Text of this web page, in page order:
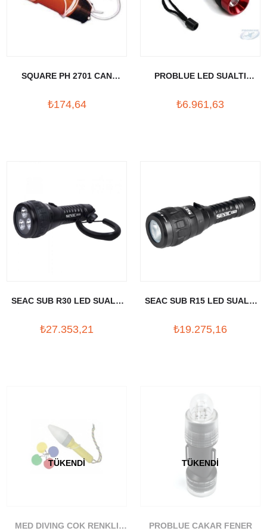
SQUARE PH 2701 CAN
₺174,64
PROBLUE LED SUALTI
₺6.961,63
SEAC SUB R30 LED SUALTI
₺27.353,21
SEAC SUB R15 LED SUALTI
₺19.275,16
TÜKENDI
MED DIVING COK RENKLI
TÜKENDI
PROBLUE CAKAR FENER